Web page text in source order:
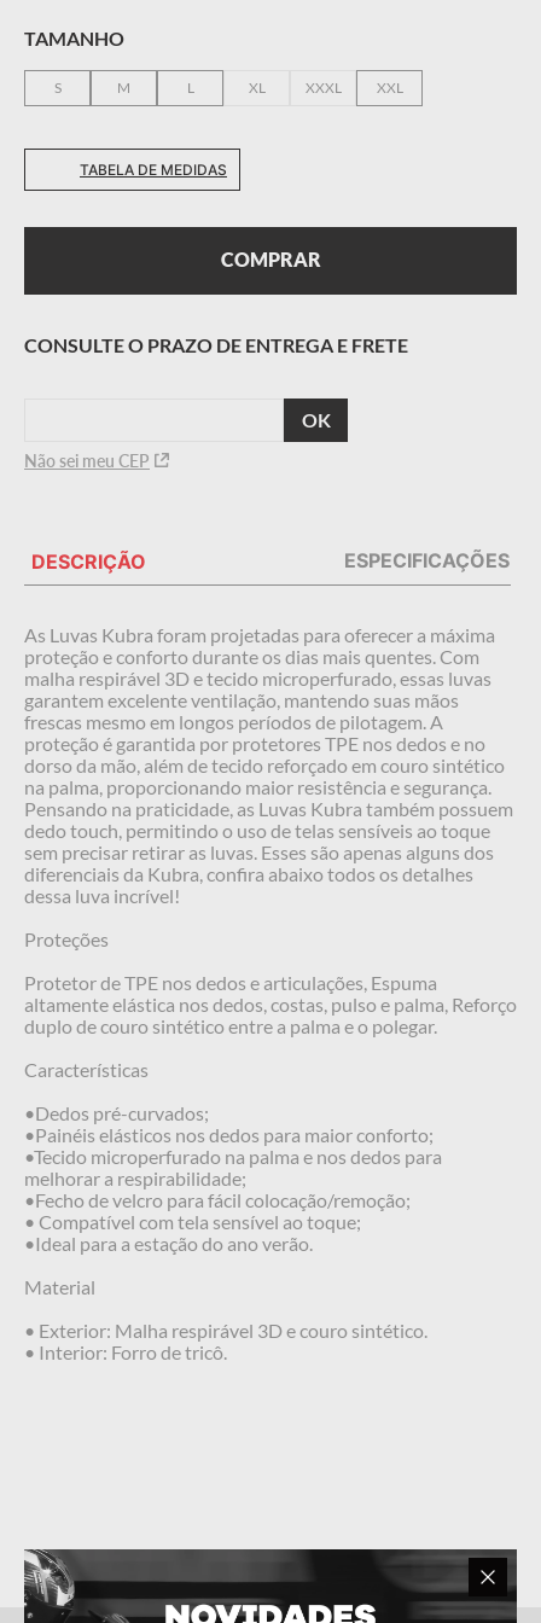
Exterior: Malha respirável 3D e couro sintético. • Interior:
Forro de tricô.
TAMANHO
S M L XL XXXL XXL
TABELA DE MEDIDAS
COMPRAR
Não sei meu CEP
CALCULAR
O FRETE
DESCRIÇÃO ESPECIFICAÇÕES
As Luvas Kubra foram projetadas para oferecer a máxima
proteção e conforto durante os dias mais quentes. Com
malha respirável 3D e tecido microperfurado, essas luvas
garantem excelente ventilação, mantendo suas mãos
frescas mesmo em longos períodos de pilotagem. A
proteção é garantida por protetores TPE nos dedos e no
dorso da mão, além de tecido reforçado em couro sintético
na palma, proporcionando maior resistência e segurança.
Pensando na praticidade, as Luvas Kubra também possuem
dedo touch, permitindo o uso de telas sensíveis ao toque
sem precisar retirar as luvas. Esses são apenas alguns dos
diferenciais da Kubra, confira abaixo todos os detalhes
dessa luva incrível!
Proteções
Protetor de TPE nos dedos e articulações, Espuma
altamente elástica nos dedos, costas, pulso e palma, Reforço
duplo de couro sintético entre a palma e o polegar.
Características
•Dedos pré-curvados;
•Painéis elásticos nos dedos para maior conforto;
•Tecido microperfurado na palma e nos dedos para
melhorar a respirabilidade;
•Fecho de velcro para fácil colocação/remoção;
• Compatível com tela sensível ao toque;
•Ideal para a estação do ano verão.
Material
• Exterior: Malha respirável 3D e couro sintético.
• Interior: Forro de tricô.